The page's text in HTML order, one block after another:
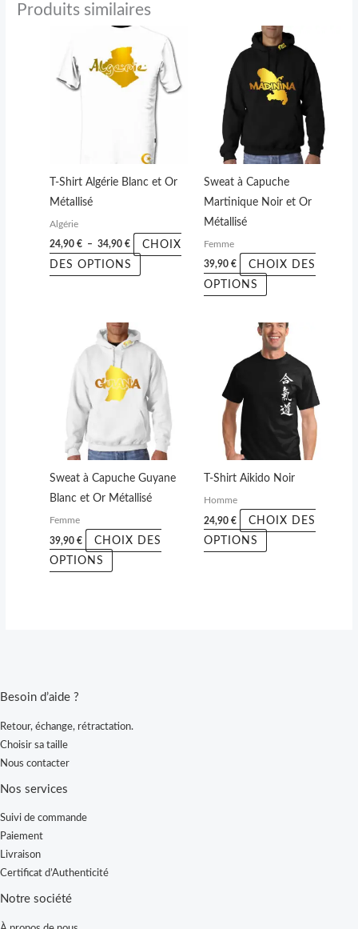
Produits similaires
T-Shirt Algérie Blanc et Or
Métallisé
Algérie
24,90€ – 34,90€
prix :
24,90 €
à
34,90 €
CHOIX
DES OPTIONS
produit
a
plusieurs
variations.
Les
options
peuvent
sur
la
page
Sweat à Capuche
Martinique Noir et Or
Métallisé
Femme
39,90 €
CHOIX DES
OPTIONS
Ce
a
plusieurs
variations.
options
peuvent
être
la
page
du
Sweat à Capuche Guyane
Blanc et Or Métallisé
Femme
39,90€
CHOIX DES
OPTIONS
Ce
produit
a
plusieurs
variations.
options
peuvent
être
sur
la
page
T-Shirt Aikido Noir
Homme
24,90 €
CHOIX DES
OPTIONS
Ce
produit
plusieurs
variations.
Les
options
peuvent
choisies
sur
la
Besoin d’aide ?
Retour, échange, rétractation.
Choisir sa taille
Nous contacter
Nos services
Suivi de commande
Paiement
Livraison
Certificat d’Authenticité
Notre société